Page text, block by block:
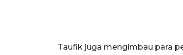
Taufik juga mengimbau para